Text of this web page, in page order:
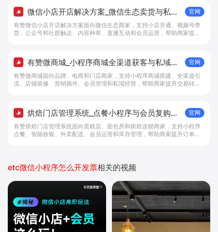
微信小店开店解决方案_微信生态卖货与私域
经营 - 做生意, 找有赞
官网
有赞微信小店开店解决方案面向微信生态商家，支持小店开通、视频号带
货、公众号和社群触达、内容种草、直播互动和会员运营，帮助商家提升
有赞微商城_小程序商城全渠道获客与私域复
购工具 - 做生意, 找有赞
官网
有赞微商城面向品牌、电商和门店商家，支持小程序商城搭建、全渠道引
流、店铺装修、营销插件、会员管理和私域经营，帮助商家提升交易转化
烘焙门店管理系统_点餐小程序与会员复购工
具 - 做生意, 找有赞
官网
有赞烘焙门店管理系统面向蛋糕店、面包房和烘焙连锁商家，支持小程序
点餐、智能收银、外卖配送、会员运营和库存管理，帮助商家提升订单转
etc微信小程序怎么开发票相关的视频